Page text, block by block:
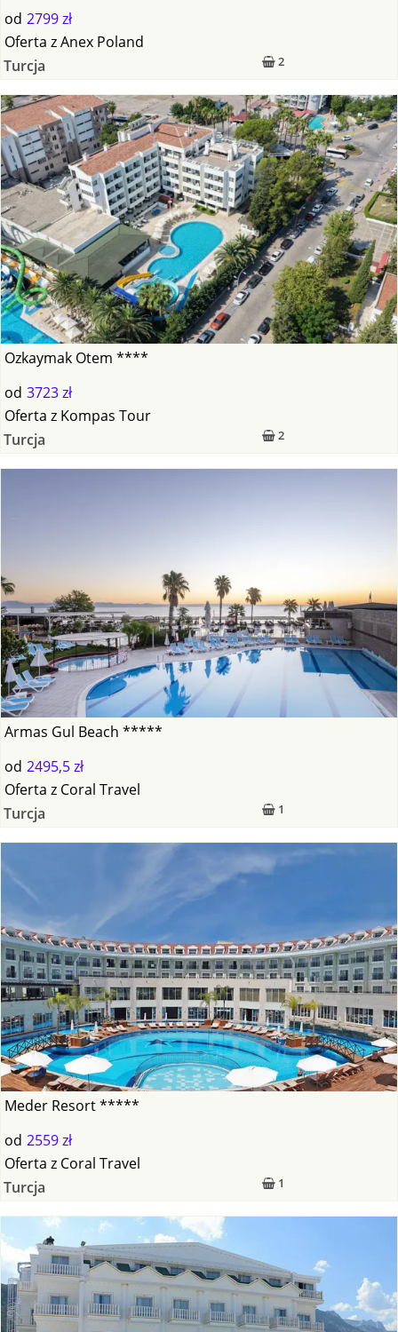
od 2799 zł
2
Oferta zAnex Poland
Turcja
Ozkaymak Otem ****
od 3723 zł
2
Oferta z Kompas Tour
Turcja
Armas Gul Beach *****
od 2495,5 zł
1
Oferta z Coral Travel
Turcja
Meder Resort *****
od 2559 zł
1
Oferta z Coral Travel
Turcja